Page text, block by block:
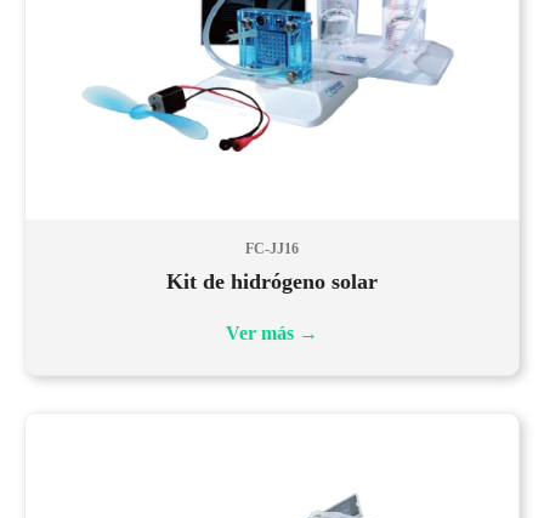
FC-JJ16
Kit de hidrógeno solar
Ver más →